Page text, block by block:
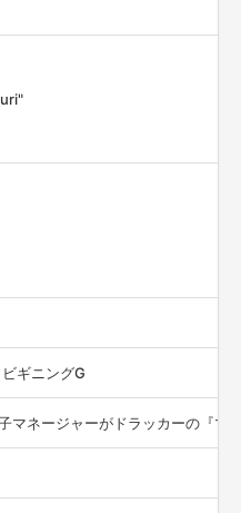
ギニングG
マネージャーがドラッカーの『マ